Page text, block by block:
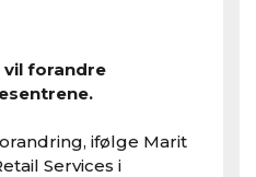
vil forandre
ifølge Marit
Services i